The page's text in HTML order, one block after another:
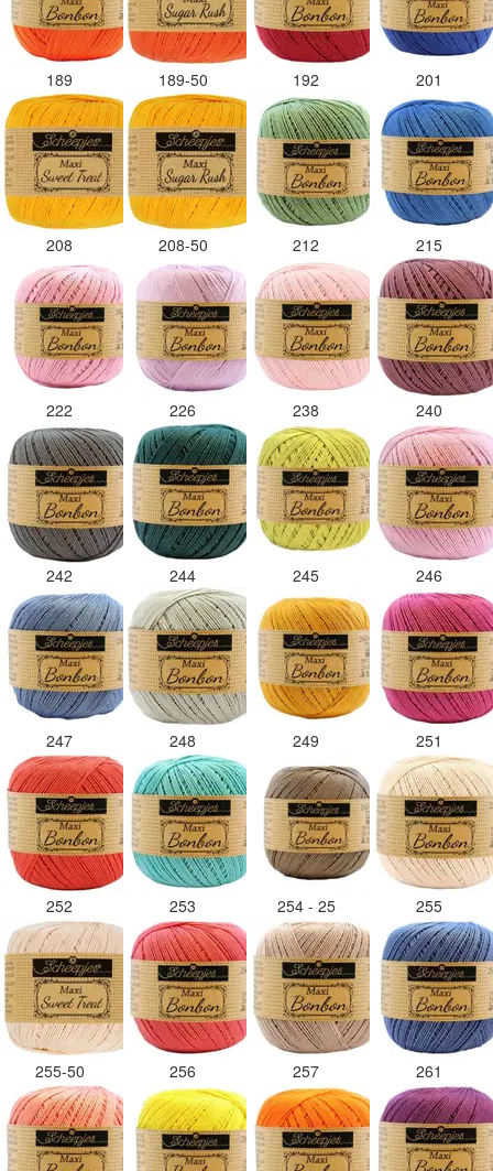
189 189-50 192 201
208 208-50 212 215
222 226 238 240
242 244 245 246
247 248 249 251
252 253 254 - 25 255
255-50 256 257 261